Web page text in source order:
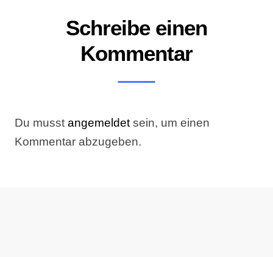
Schreibe einen
Kommentar
Du musstangemeldet sein, um einen
Kommentar abzugeben.